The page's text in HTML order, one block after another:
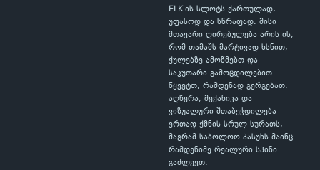
ELK-ის სლოტს ქართულად,
უფასოდ და სწრაფად. მისი
მთავარი ღირებულება არის ის,
რომ თამაშს მარტივად ხსნით,
ქულებზე ამოწმებთ და
საკუთარი გამოცდილებით
წყვეტთ, რამდენად გერგებათ.
აღწერა, მექანიკა და
ვიზუალური შთაბეჭდილება
ერთად ქმნის სრულ სურათს,
მაგრამ საბოლოო პასუხს მაინც
რამდენიმე რეალური სპინი
გაძლევთ.